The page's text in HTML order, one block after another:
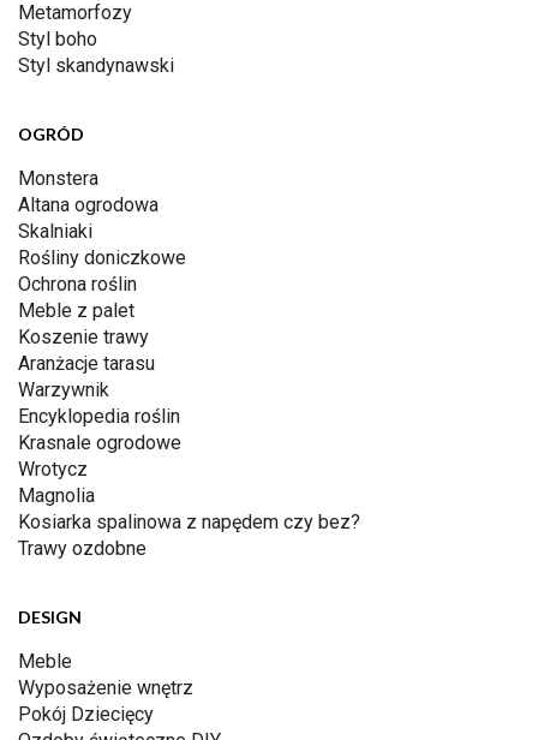
Metamorfozy
Styl boho
Styl skandynawski
OGRÓD
Monstera
Altana ogrodowa
Skalniaki
Rośliny doniczkowe
Ochrona roślin
Meble z palet
Koszenie trawy
Aranżacje tarasu
Warzywnik
Encyklopedia roślin
Krasnale ogrodowe
Wrotycz
Magnolia
Kosiarka spalinowa z napędem czy bez?
Trawy ozdobne
DESIGN
Meble
Wyposażenie wnętrz
Pokój Dziecięcy